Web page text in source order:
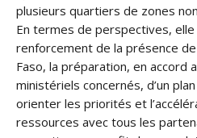
plusieurs quartiers de zones
En termes de perspectives, elle
renforcement de la présence
Faso, la préparation, en accord
ministériels concernés, d’un
orienter les priorités et
ressources avec tous les